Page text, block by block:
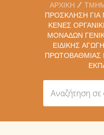
ΑΡΧΙΚΉ
ΠΡΌΣΚΛΗΣΗ
ΚΕΝΈΣ
ΜΟΝΆΔΩΝ
ΕΙΔΙΚΉΣ
ΠΡΩΤΟΒΆΘΜΙΑΣ